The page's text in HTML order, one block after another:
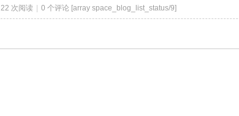
22 次阅读
0 个评论 [array space_blog_list_status/9]